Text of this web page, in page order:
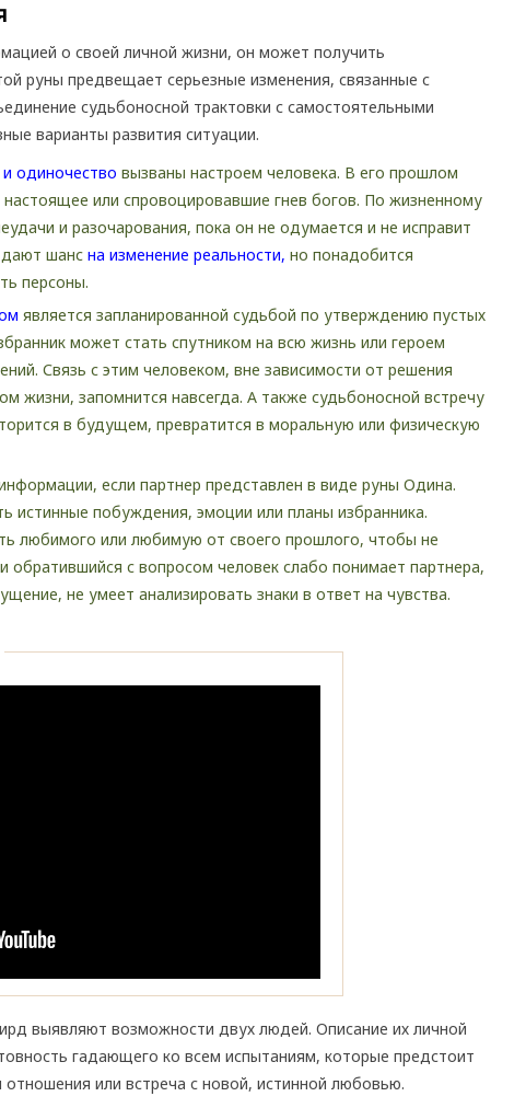
о своей личной жизни, он может получить
руны предвещает серьезные изменения, связанные с
судьбоносной трактовки с самостоятельными
варианты развития ситуации.
и одиночество вызваны настроем человека. В его прошлом
или спровоцировавшие гнев богов. По жизненному
и разочарования, пока он не одумается и не исправит
дают шанс на изменение реальности, но понадобится
персоны.
является запланированной судьбой по утверждению пустых
может стать спутником на всю жизнь или героем
Связь с этим человеком, вне зависимости от решения
жизни, запомнится навсегда. А также судьбоносной встречу
в будущем, превратится в моральную или физическую
если партнер представлен в виде руны Одина.
истинные побуждения, эмоции или планы избранника.
любимого или любимую от своего прошлого, чтобы не
с вопросом человек слабо понимает партнера,
не умеет анализировать знаки в ответ на чувства.
выявляют возможности двух людей. Описание их личной
гадающего ко всем испытаниям, которые предстоит
или встреча с новой, истинной любовью.